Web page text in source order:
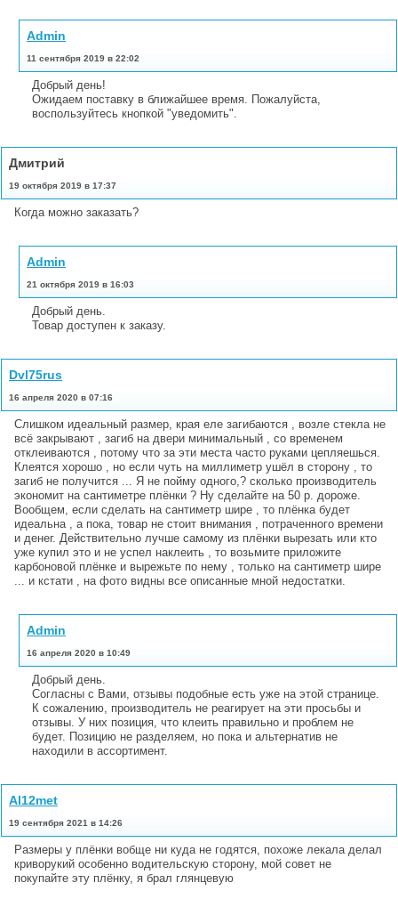
Admin
11 сентября 2019 в 22:02
Добрый день!
Ожидаем поставку в ближайшее время. Пожалуйста,
воспользуйтесь кнопкой "уведомить".
Дмитрий
19 октября 2019 в 17:37
Когда можно заказать?
Admin
21 октября 2019 в 16:03
Добрый день.
Товар доступен к заказу.
Dvl75rus
16 апреля 2020 в 07:16
Слишком идеальный размер, края еле загибаются , возле стекла не
всё закрывают , загиб на двери минимальный , со временем
отклеиваются , потому что за эти места часто руками цепляешься.
Клеятся хорошо , но если чуть на миллиметр ушёл в сторону , то
загиб не получится ... Я не пойму одного,? сколько производитель
экономит на сантиметре плёнки ? Ну сделайте на 50 р. дороже.
Вообщем, если сделать на сантиметр шире , то плёнка будет
идеальна , а пока, товар не стоит внимания , потраченного времени
и денег. Действительно лучше самому из плёнки вырезать или кто
уже купил это и не успел наклеить , то возьмите приложите
карбоновой плёнке и вырежьте по нему , только на сантиметр шире
... и кстати , на фото видны все описанные мной недостатки.
Admin
16 апреля 2020 в 10:49
Добрый день.
Согласны с Вами, отзывы подобные есть уже на этой странице.
К сожалению, производитель не реагирует на эти просьбы и
отзывы. У них позиция, что клеить правильно и проблем не
будет. Позицию не разделяем, но пока и альтернатив не
находили в ассортимент.
Al12met
19 сентября 2021 в 14:26
Размеры у плёнки вобще ни куда не годятся, похоже лекала делал
криворукий особенно водительскую сторону, мой совет не
покупайте эту плёнку, я брал глянцевую